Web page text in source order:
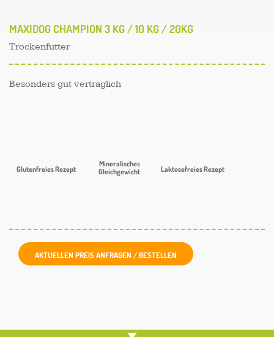
MAXIDOG CHAMPION 3 KG / 10 KG / 20KG
Trockenfutter
Besonders gut verträglich
Glutenfreies Rezept
Mineralisches
Gleichgewicht
Laktosefreies Rezept
AKTUELLEN PREIS ANFRAGEN / BESTELLEN